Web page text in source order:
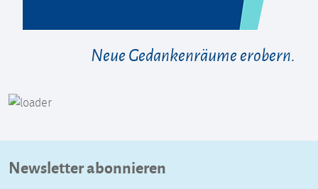
Neue Gedankenräume erobern.
Newsletter abonnieren